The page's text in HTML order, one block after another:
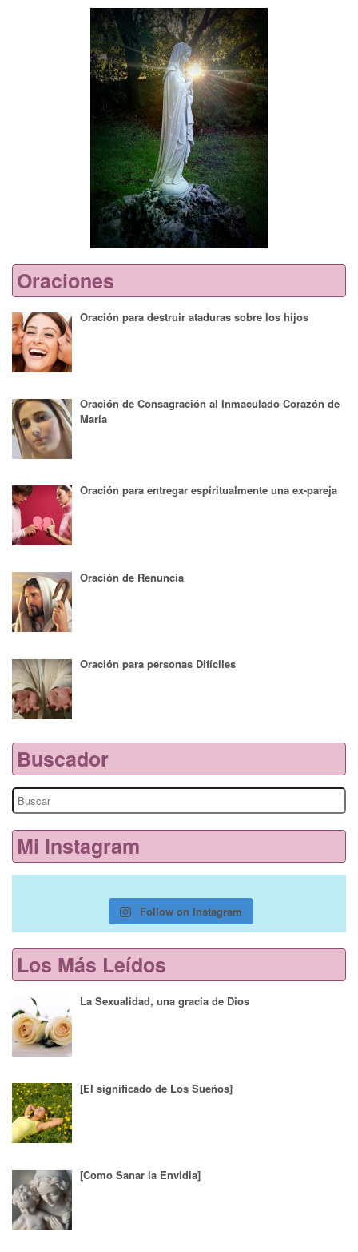
Oraciones
Oración para destruir ataduras sobre los hijos
Oración de Consagración al Inmaculado Corazón de
María
Oración para entregar espiritualmente una ex-pareja
Oración de Renuncia
Oración para personas Difíciles
Buscador
Search
for:
Mi Instagram
Follow on Instagram
Los Más Leídos
La Sexualidad, una gracia de Dios
[El significado de Los Sueños]
[Como Sanar la Envidia]